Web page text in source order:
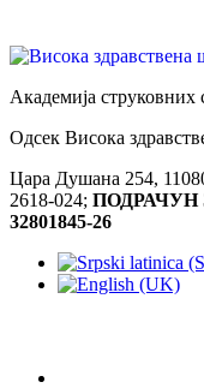
Академија струковних
Одсек Висока
Цара Душана 254,
2618-024; ПОДРАЧУН
32801845-26